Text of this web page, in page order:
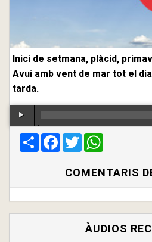
Inici de setmana, plàcid,
Avui amb vent de mar tot el
tarda.
00:00/ 00:00
CompartirFacebook
Twitter
COMENTARIS
ÀUDIOS